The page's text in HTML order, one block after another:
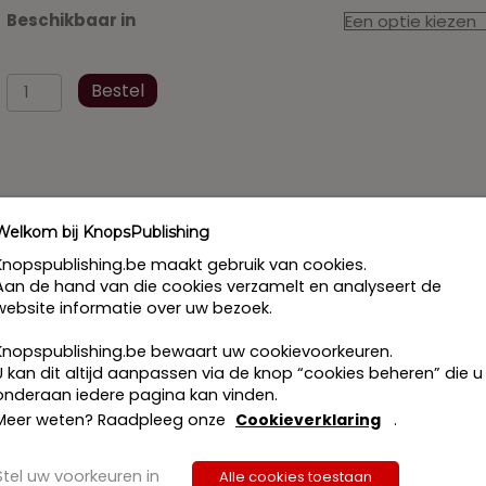
Beschikbaar in
Burgerlijk
Recht
maart
2016
aantal
Bestel
is een reeks van 7 wetboeken waarin juridische
werkinstrument dus, mede dankzij het uiterst
over de meest actuele wetgeving beschikt.
rechten en wijsbegeerte aan de KU Leuven, King’s
aan de Harvard Law School tot Master of Laws
erkenning (On the resolution of conflict,
bij KnopsPublishing
maakt gebruik van cookies.
de hand van die cookies verzamelt en analyseert de
informatie over uw bezoek.
bewaart uw cookievoorkeuren.
kan dit altijd aanpassen via de knop “cookies beheren” die u
iedere pagina kan vinden.
weten? Raadpleeg onze Cookieverklaring .
uw voorkeuren in Alle cookies toestaan